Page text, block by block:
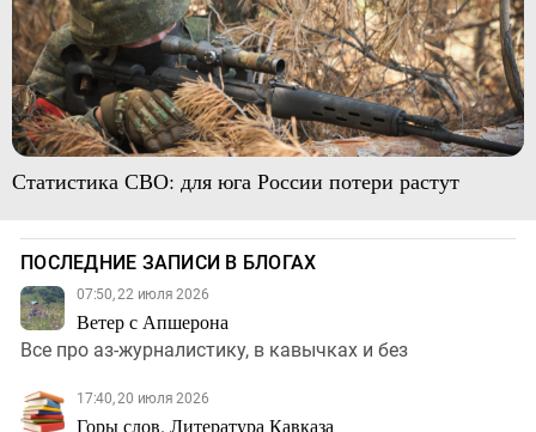
Статистика СВО: для юга России потери растут
ПОСЛЕДНИЕ ЗАПИСИ В БЛОГАХ
07:50, 22 июля 2026
Ветер с Апшерона
Все про аз-журналистику, в кавычках и без
17:40, 20 июля 2026
Горы слов. Литература Кавказа